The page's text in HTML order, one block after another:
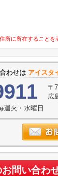
に所在することを
わせは アイスタ
〒
広
週火・水曜日
問い合わ